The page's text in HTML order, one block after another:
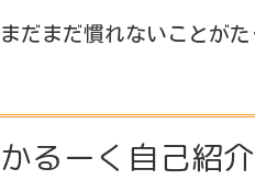
まだまだ慣れないことが
かるーく自己紹